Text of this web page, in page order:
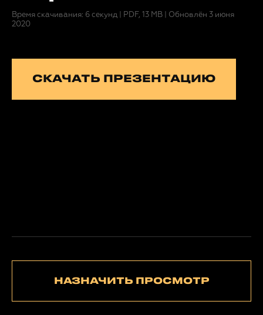
Время скачивания: 6 секунд PDF, 13 MB
Обновлён 3 июня
2020
СКАЧАТЬ ПРЕЗЕНТАЦИЮ
НАЗНАЧИТЬ ПРОСМОТР